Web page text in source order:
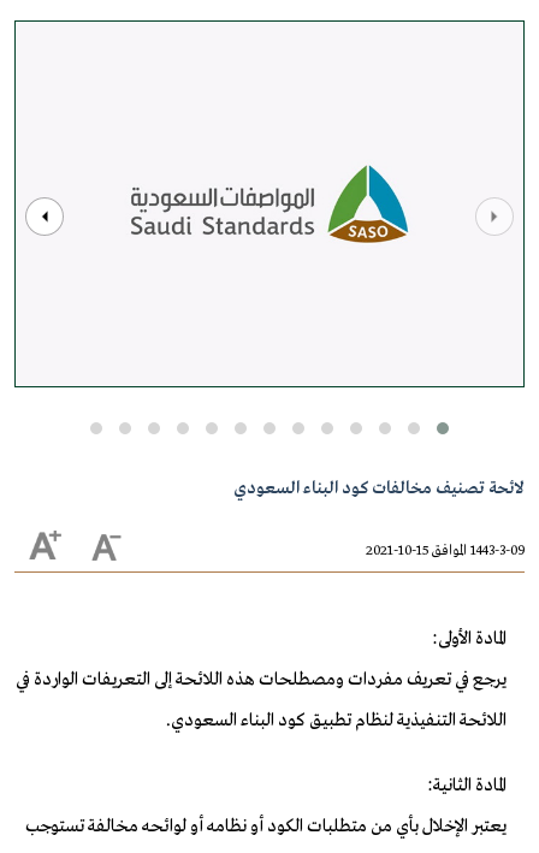
لائحة تصنيف مخالفات كود البناء السعودي
1443-3-09 الموافق 15-10-2021
المادة الأولى:
يرجع في تعريف مفردات ومصطلحات هذه اللائحة إلى التعريفات الواردة في
اللائحة التنفيذية لنظام تطبيق كود البناء السعودي.
المادة الثانية:
يعتبر الإخلال بأي من متطلبات الكود أو نظامه أو لوائحه مخالفة تستوجب